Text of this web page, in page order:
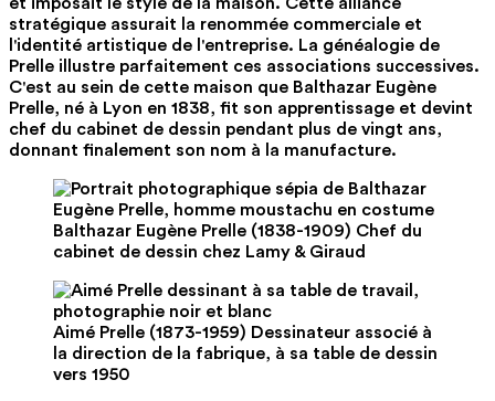
stratégique assurait la renommée commerciale et
l'identité artistique de l'entreprise. La généalogie de
Prelle illustre parfaitement ces associations successives.
C'est au sein de cette maison que Balthazar Eugène
Prelle, né à Lyon en 1838, fit son apprentissage et devint
chef du cabinet de dessin pendant plus de vingt ans,
donnant finalement son nom à la manufacture.
Balthazar Eugène Prelle (1838-1909) Chef du
cabinet de dessin chez Lamy & Giraud
Aimé Prelle (1873-1959) Dessinateur associé à
la direction de la fabrique, à sa table de dessin
vers 1950